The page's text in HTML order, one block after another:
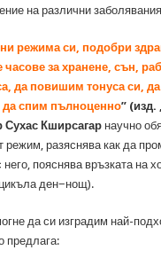
на различни
режима си, подобри
за хранене, сън,
да повишим тонуса си,
да спим пълноценно” (изд.
Сухас Кширсагар научно
режим, разяснява как да
пояснява връзката на
ден−нощ).
да си изградим най-
предлага: